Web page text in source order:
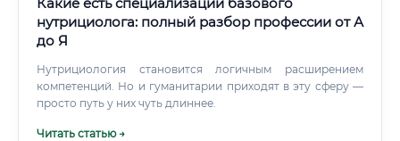
организаций не только не помогут в карьере, но могут и
навредить репутации.
нутрициолога: полный разбор профессии от А
до Я
Нутрициология становится логичным расширением
компетенций. Но и гуманитарии приходят в эту сферу —
просто путь у них чуть длиннее.
Читать статью →